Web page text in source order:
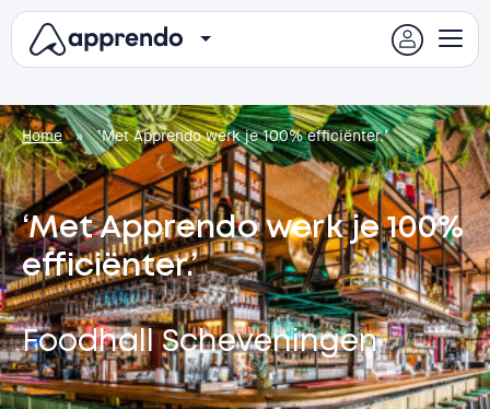
Home » ‘Met Apprendo werk je 100% efficiënter.’
‘Met Apprendo werk je 100%
efficiënter.’
Foodhall Scheveningen